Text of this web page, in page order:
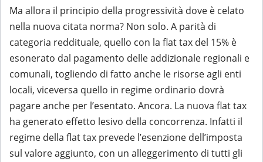
Ma allora il principio della progressività dove è celato
nella nuova citata norma? Non solo. A parità di
categoria reddituale, quello con la flat tax del 15% è
esonerato dal pagamento delle addizionale regionali e
comunali, togliendo di fatto anche le risorse agli enti
locali, viceversa quello in regime ordinario dovrà
pagare anche per l’esentato. Ancora. La nuova flat tax
ha generato effetto lesivo della concorrenza. Infatti il
regime della flat tax prevede l’esenzione dell’imposta
sul valore aggiunto, con un alleggerimento di tutti gli